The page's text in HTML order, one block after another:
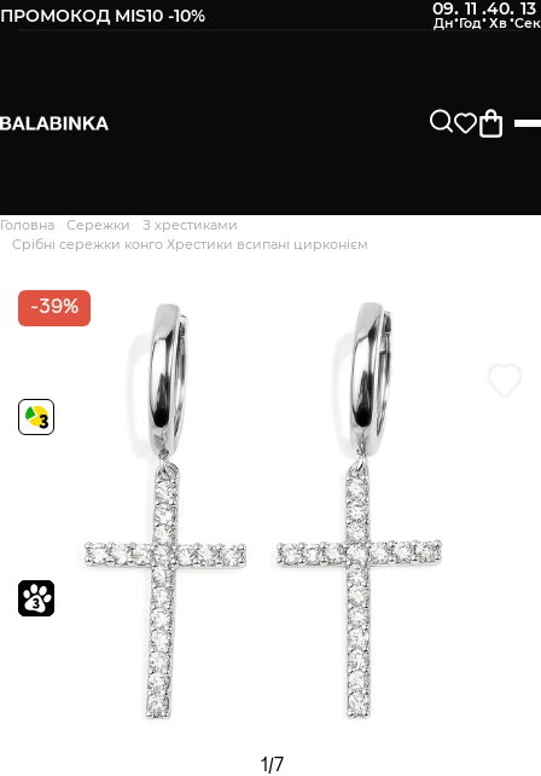
ПРОМОКОД MIS10 -10% 09: 11 :40: 12
Головна Сережки
З хрестиками
Срібні сережки конго Хрестики всипані цирконієм
1/ 7
-39%
Дякуємо. Ваш відгук
відправлено на модерацію
відправлено СМС про наявність в нашому магазині